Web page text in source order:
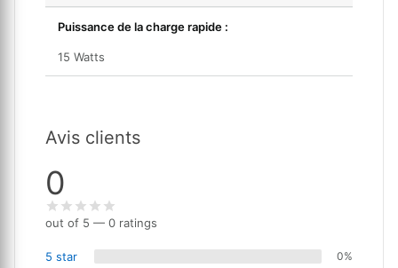
Puissance de la charge rapide :
15 Watts
Avis clients
0
out of 5 — 0 ratings
5 star 0%